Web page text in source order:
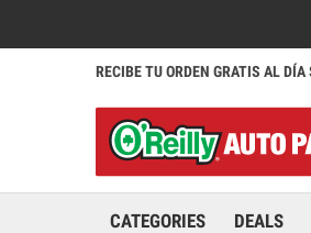
RECIBE TU ORDEN GRATIS AL
CATEGORIES DEALS